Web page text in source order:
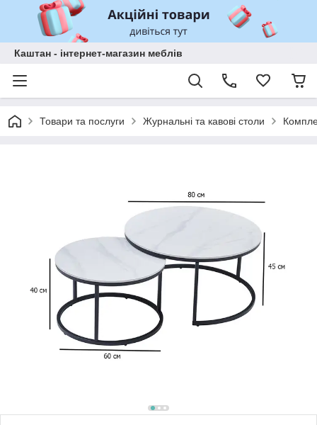
Каштан - інтернет-магазин меблів
Товари та послуги Журнальні та кавові столи